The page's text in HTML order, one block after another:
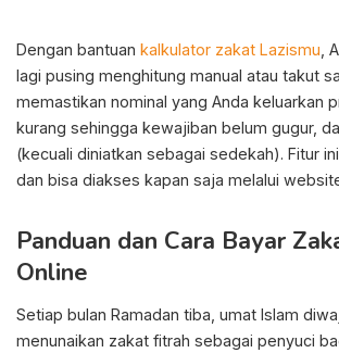
Dengan bantuan kalkulator zakat Lazismu ,
lagi pusing menghitung manual atau takut
memastikan nominal yang Anda keluarkan
kurang sehingga kewajiban belum gugur,
(kecuali diniatkan sebagai sedekah). Fitur
dan bisa diakses kapan saja melalui
Panduan dan Cara Bayar
Online
Setiap bulan Ramadan tiba, umat Islam
menunaikan zakat fitrah sebagai penyuci